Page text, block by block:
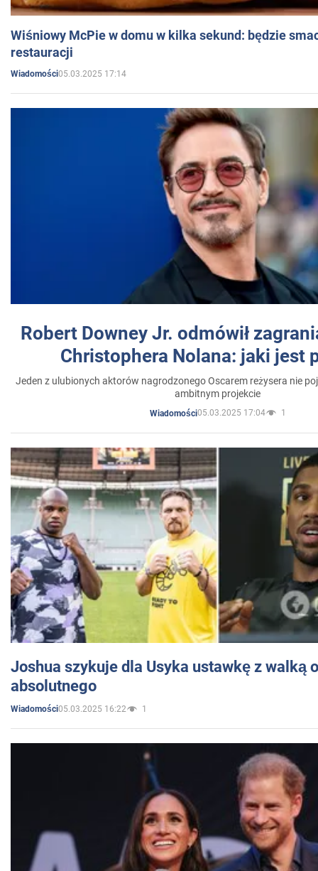
Wiśniowy McPie w domu w kilka sekund: będzie
restauracji
Wiadomości05.03.2025 17:14
Robert Downey Jr. odmówił
Christophera Nolana: jaki jest
Jeden z ulubionych aktorów nagrodzonego Oscarem reżysera nie
ambitnym projekcie
Wiadomości05.03.2025 17:04 1
Joshua szykuje dla Usyka ustawkę z walką
absolutnego
Wiadomości05.03.2025 16:22 1